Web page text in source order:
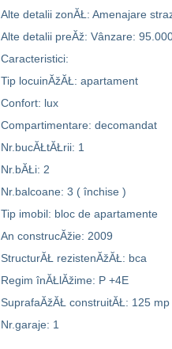
Alte detalii zonĂŁ: Amenajare
Alte detalii preĂž: Vânzare:
Caracteristici:
Tip locuinĂžĂŁ: apartament
Confort: lux
Compartimentare: decomandat
Nr.bucĂŁtĂŁrii: 1
Nr.bĂŁi: 2
Nr.balcoane: 3 ( închise )
Tip imobil: bloc de apartamente
An construcĂžie: 2009
StructurĂŁ rezistenĂžĂŁ: bca
Regim înĂŁlĂžime: P +4E
SuprafaĂžĂŁ construitĂŁ: 125 mp
Nr.garaje: 1